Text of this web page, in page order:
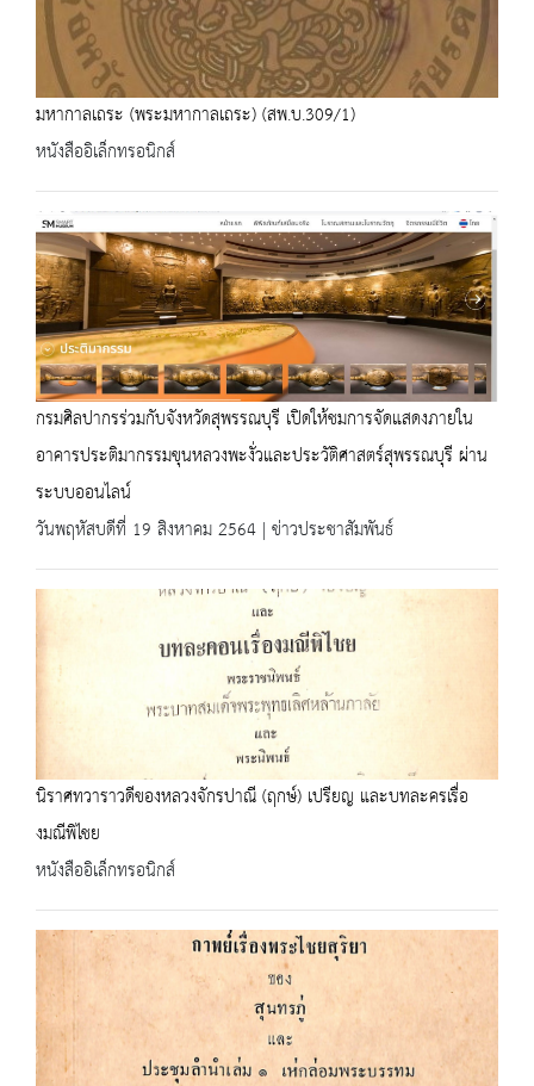
มหากาลเถระ (พระมหากาลเถระ) (สพ.บ.309/1)
หนังสืออิเล็กทรอนิกส์
กรมศิลปากรร่วมกับจังหวัดสุพรรณบุรี เปิดให้ชมการจัดแสดงภายใน
อาคารประติมากรรมขุนหลวงพะงั่วและประวัติศาสตร์สุพรรณบุรี ผ่าน
ระบบออนไลน์
วันพฤหัสบดีที่ 19 สิงหาคม 2564 | ข่าวประชาสัมพันธ์
นิราศทวาราวดีของหลวงจักรปาณี (ฤกษ์) เปรียญ และบทละครเรื่อ
งมณีพิไชย
หนังสืออิเล็กทรอนิกส์